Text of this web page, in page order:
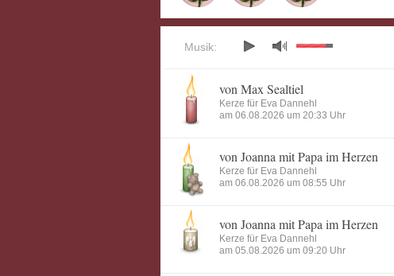
Musik:
von Max Sealtiel
Kerze für Eva Dannehl
am 06.08.2026 um 20:33 Uhr
von Joanna mit Papa im Herzen
Kerze für Eva Dannehl
am 06.08.2026 um 08:55 Uhr
von Joanna mit Papa im Herzen
Kerze für Eva Dannehl
am 05.08.2026 um 09:20 Uhr